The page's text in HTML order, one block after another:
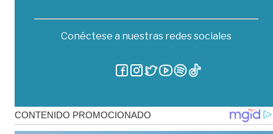
Conéctese a nuestras redes sociales